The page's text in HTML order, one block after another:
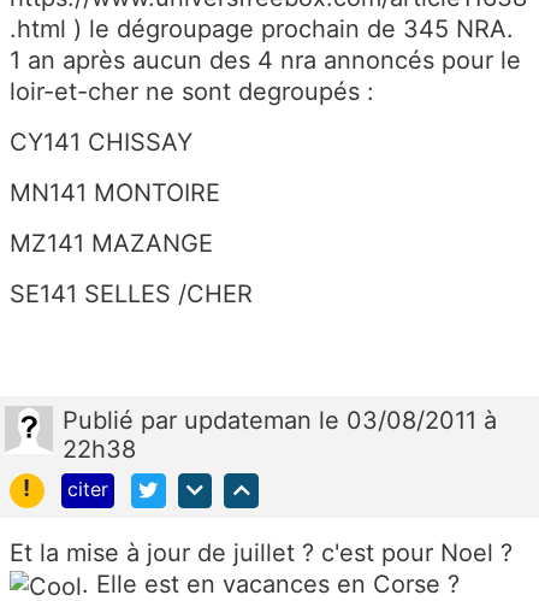
.html ) le dégroupage prochain de 345 NRA.
1 an après aucun des 4 nra annoncés pour le
loir-et-cher ne sont degroupés :
CY141 CHISSAY
MN141 MONTOIRE
MZ141 MAZANGE
SE141 SELLES /CHER
Publié par updateman le 03/08/2011 à
22h38
!
citer
Et la mise à jour de juillet ? c'est pour Noel ?
. Elle est en vacances en Corse ?